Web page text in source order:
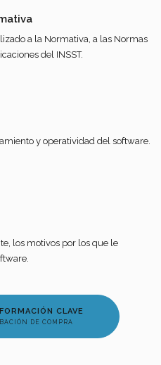
a la Normativa, a las Normas
del INSST.
y operatividad del software.
los motivos por los que le
CLAVE
DE COMPRA